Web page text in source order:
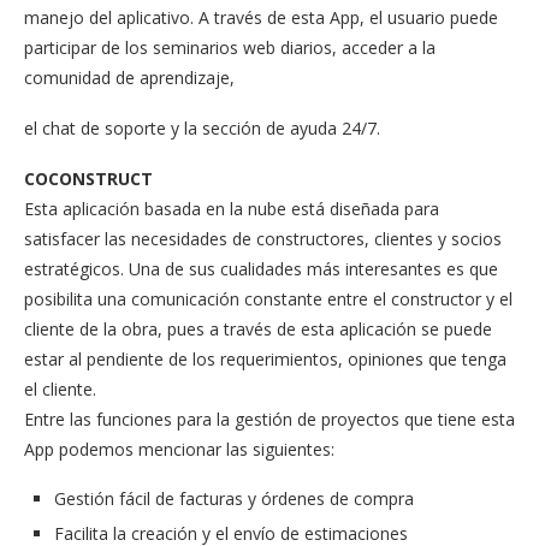
manejo del aplicativo. A través de esta App, el usuario puede
participar de los seminarios web diarios, acceder a la
comunidad de aprendizaje,
el chat de soporte y la sección de ayuda 24/7.
COCONSTRUCT
Esta aplicación basada en la nube está diseñada para
satisfacer las necesidades de constructores, clientes y socios
estratégicos. Una de sus cualidades más interesantes es que
posibilita una comunicación constante entre el constructor y el
cliente de la obra, pues a través de esta aplicación se puede
estar al pendiente de los requerimientos, opiniones que tenga
el cliente.
Entre las funciones para la gestión de proyectos que tiene esta
App podemos mencionar las siguientes:
Gestión fácil de facturas y órdenes de compra
Facilita la creación y el envío de estimaciones